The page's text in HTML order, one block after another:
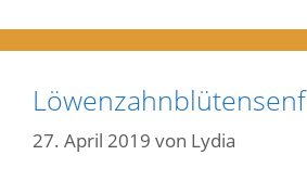
Löwenzahnblütensenf
27. April 2019 von Lydia